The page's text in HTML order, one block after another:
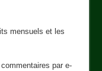
mensuels et les
par e-